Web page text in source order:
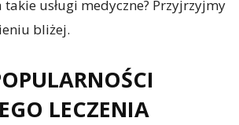
usługi medyczne? Przyjrzyjmy
bliżej.
LECZENIA